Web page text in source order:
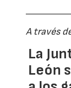
A través
La
León